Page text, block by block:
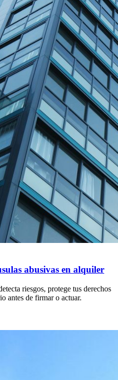
abusivas en alquiler
riesgos, protege tus derechos
antes de firmar o actuar.